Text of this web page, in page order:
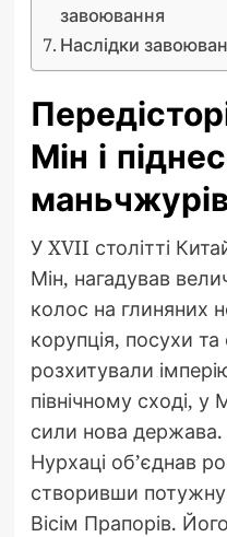
завоювання
Наслідки
Мін і
У XVII столітті
Мін, нагадував
колос на глиняних
корупція, посухи та
розхитували
північному сході,
сили нова
Нурхаці об’єднав
створивши потужну
Вісім Прапорів.